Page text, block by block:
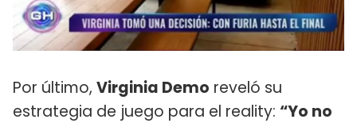
Por último, Virginia Demo reveló su
estrategia de juego para el reality: “Yo no